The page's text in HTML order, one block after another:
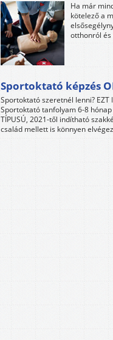
Ha már
kötelező a
otthonról és
Sportoktató képzés
Sportoktató szeretnél lenni? EZT
Sportoktató tanfolyam 6-8
TÍPUSÚ, 2021-től indítható
család mellett is könnyen